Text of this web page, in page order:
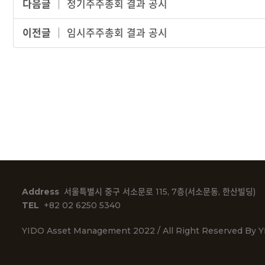
다음글 정기주주총회 결과 공시
이전글 임시주주총회 결과 공시
Address 서울특별시 중구 서소문로 115, 7층(서소문동, 한산빌딩)
TEL +82 02 6250 5340
YIDO Asset Management 2022 / All Right Reserved By